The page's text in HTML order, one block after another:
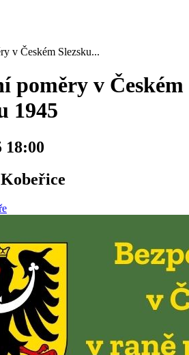
v Českém Slezsku...
poměry v Českém
1945
18:00